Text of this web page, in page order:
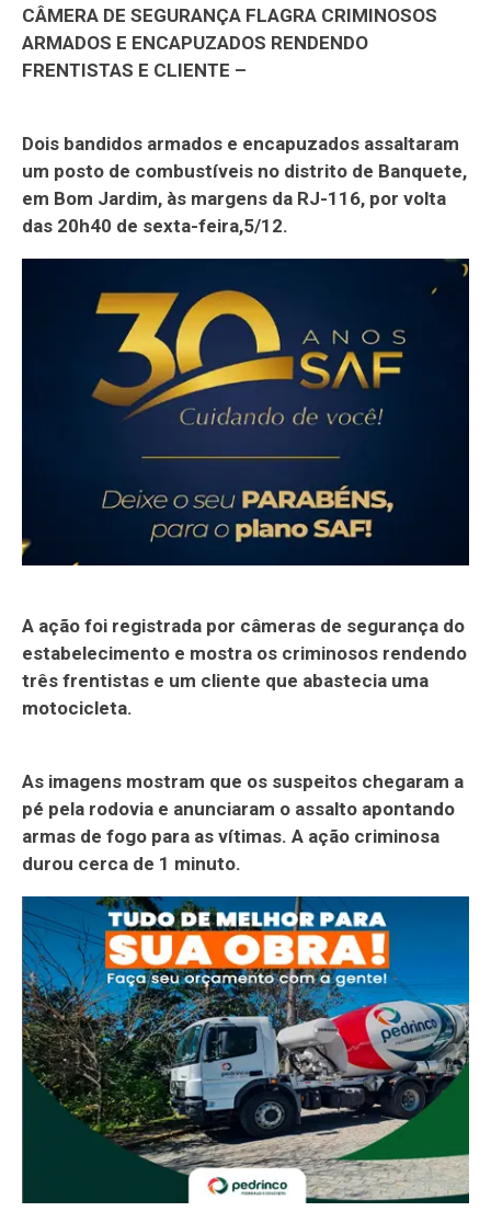
CÂMERA DE SEGURANÇA FLAGRA CRIMINOSOS
ARMADOS E ENCAPUZADOS RENDENDO
FRENTISTAS E CLIENTE –
Dois bandidos armados e encapuzados assaltaram
um posto de combustíveis no distrito de Banquete,
em Bom Jardim, às margens da RJ-116, por volta
das 20h40 de sexta-feira,5/12.
A ação foi registrada por câmeras de segurança do
estabelecimento e mostra os criminosos rendendo
três frentistas e um cliente que abastecia uma
motocicleta.
As imagens mostram que os suspeitos chegaram a
pé pela rodovia e anunciaram o assalto apontando
armas de fogo para as vítimas. A ação criminosa
durou cerca de 1 minuto.